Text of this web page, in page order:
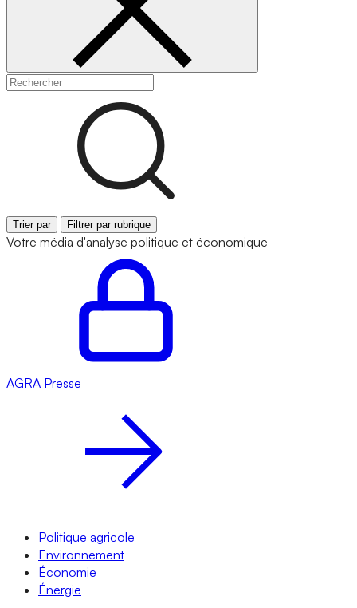
Trier par Filtrer par rubrique
Votre média d'analyse politique et économique
AGRA Presse
Politique agricole
Environnement
Économie
Énergie